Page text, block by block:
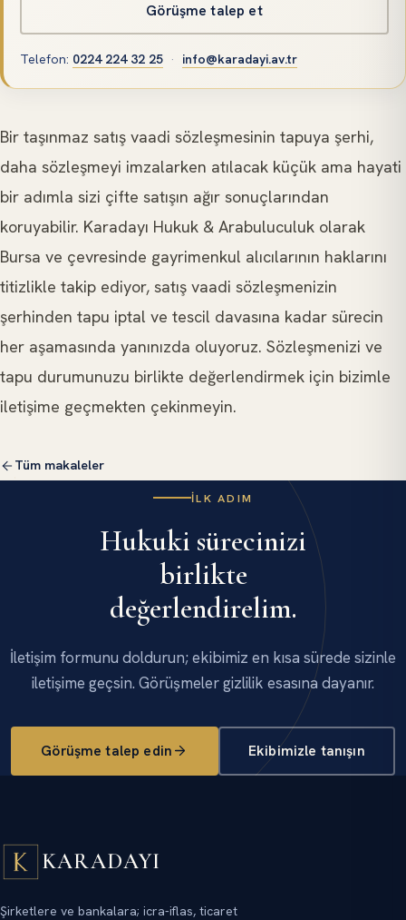
Görüşme talep et
Telefon: 0224 224 32 25 · info@karadayi.av.tr
Bir taşınmaz satış vaadi sözleşmesinin tapuya şerhi,
daha sözleşmeyi imzalarken atılacak küçük ama hayati
bir adımla sizi çifte satışın ağır sonuçlarından
koruyabilir. Karadayı Hukuk & Arabuluculuk olarak
Bursa ve çevresinde gayrimenkul alıcılarının haklarını
titizlikle takip ediyor, satış vaadi sözleşmenizin
şerhinden tapu iptal ve tescil davasına kadar sürecin
her aşamasında yanınızda oluyoruz. Sözleşmenizi ve
tapu durumunuzu birlikte değerlendirmek için bizimle
iletişime geçmekten çekinmeyin.
Tüm makaleler
İLK ADIM
Hukuki sürecinizi
birlikte
değerlendirelim.
İletişim formunu doldurun; ekibimiz en kısa sürede sizinle
iletişime geçsin. Görüşmeler gizlilik esasına dayanır.
Görüşme talep edin Ekibimizle tanışın
KARADAYI
Şirketlere ve bankalara; icra-iflas, ticaret